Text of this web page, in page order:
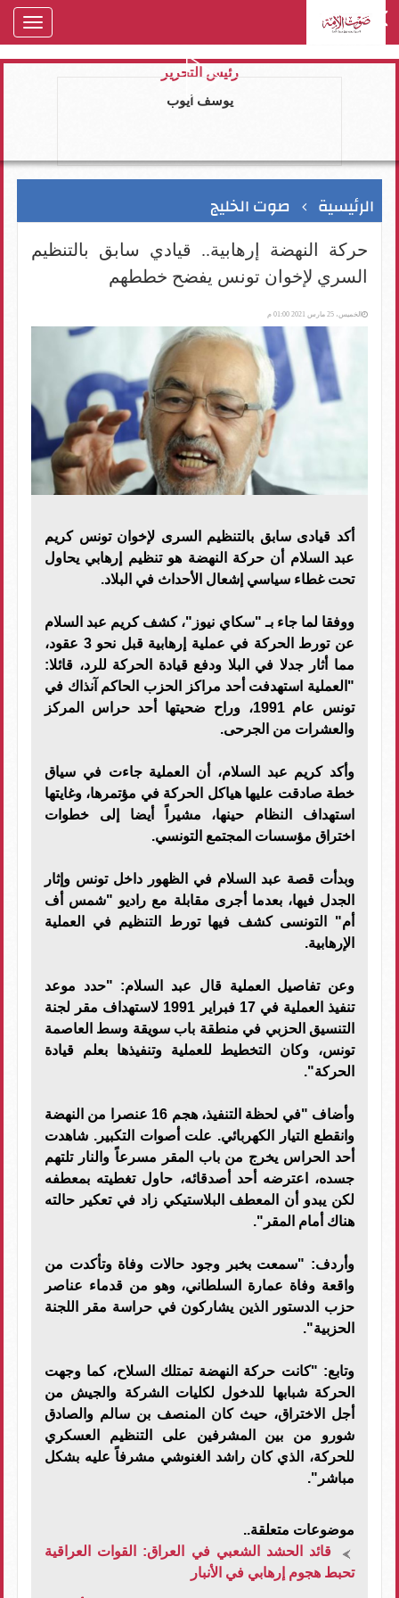
رئيس التحرير
يوسف ايوب
الرئيسية صوت الخليج
حركة النهضة إرهابية.. قيادي سابق بالتنظيم
السري لإخوان تونس يفضح خططهم
الخميس، 25 مارس 2021 01:00 م
أكد قيادى سابق بالتنظيم السرى لإخوان تونس كريم
عبد السلام أن حركة النهضة هو تنظيم إرهابي يحاول
تحت غطاء سياسي إشعال الأحداث في البلاد.
ووفقا لما جاء بـ "سكاي نيوز"، كشف كريم عبد السلام
عن تورط الحركة في عملية إرهابية قبل نحو 3 عقود،
مما أثار جدلا في البلا ودفع قيادة الحركة للرد، قائلا:
"العملية استهدفت أحد مراكز الحزب الحاكم آنذاك في
تونس عام 1991، وراح ضحيتها أحد حراس المركز
والعشرات من الجرحى.
وأكد كريم عبد السلام، أن العملية جاءت في سياق
خطة صادقت عليها هياكل الحركة في مؤتمرها، وغايتها
استهداف النظام حينها، مشيراً أيضا إلى خطوات
اختراق مؤسسات المجتمع التونسي.
وبدأت قصة عبد السلام في الظهور داخل تونس وإثار
الجدل فيها، بعدما أجرى مقابلة مع راديو "شمس أف
أم" التونسى كشف فيها تورط التنظيم في العملية
الإرهابية.
وعن تفاصيل العملية قال عبد السلام: "حدد موعد
تنفيذ العملية في 17 فبراير 1991 لاستهداف مقر لجنة
التنسيق الحزبي في منطقة باب سويقة وسط العاصمة
تونس، وكان التخطيط للعملية وتنفيذها بعلم قيادة
الحركة".
وأضاف "في لحظة التنفيذ، هجم 16 عنصرا من النهضة
وانقطع التيار الكهربائي. علت أصوات التكبير. شاهدت
أحد الحراس يخرج من باب المقر مسرعاً والنار تلتهم
جسده، اعترضه أحد أصدقائه، حاول تغطيته بمعطفه
لكن يبدو أن المعطف البلاستيكي زاد في تعكير حالته
هناك أمام المقر".
وأردف: "سمعت بخبر وجود حالات وفاة وتأكدت من
واقعة وفاة عمارة السلطاني، وهو من قدماء عناصر
حزب الدستور الذين يشاركون في حراسة مقر اللجنة
الحزبية".
وتابع: "كانت حركة النهضة تمتلك السلاح، كما وجهت
الحركة شبابها للدخول لكليات الشركة والجيش من
أجل الاختراق، حيث كان المنصف بن سالم والصادق
شورو من بين المشرفين على التنظيم العسكري
للحركة، الذي كان راشد الغنوشي مشرفاً عليه بشكل
مباشر".
موضوعات متعلقة..
قائد الحشد الشعبي في العراق: القوات العراقية
تحبط هجوم إرهابي في الأنبار